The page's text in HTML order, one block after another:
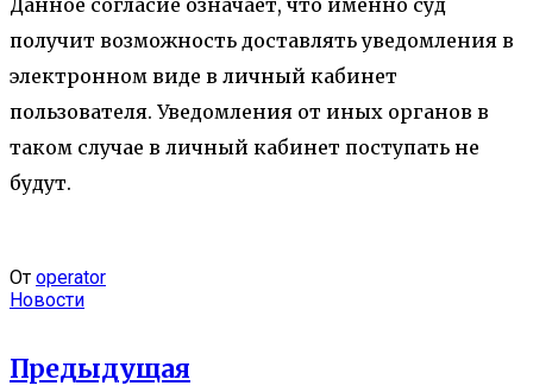
Данное согласие означает, что именно суд
получит возможность доставлять уведомления в
электронном виде в личный кабинет
пользователя. Уведомления от иных органов в
таком случае в личный кабинет поступать не
будут.
От operator
Новости
Предыдущая